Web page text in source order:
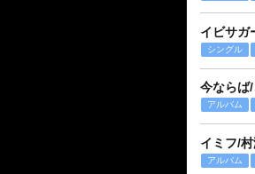
イビサガ
シングル
今ならば
アルバム
イミフ/
アルバム